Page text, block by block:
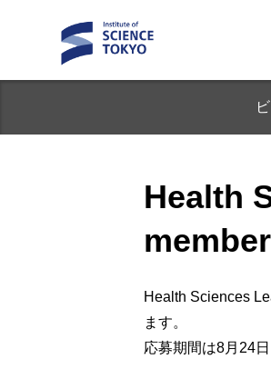
Health
Health Sciences
ます。
応募期間は8月24